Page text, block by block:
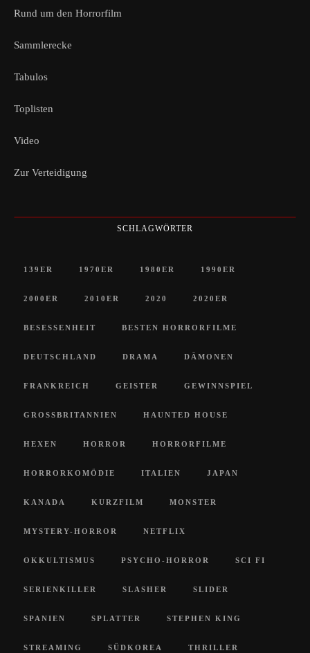
Rund um den Horrorfilm
Sammlerecke
Tabulos
Toplisten
Video
Zur Verteidigung
SCHLAGWÖRTER
139ER 1970ER 1980ER 1990ER
2000ER 2010ER 2020 2020ER
BESESSENHEIT BESTEN HORRORFILME
DEUTSCHLAND DRAMA DÄMONEN
FRANKREICH GEISTER GEWINNSPIEL
GROSSBRITANNIEN HAUNTED HOUSE
HEXEN HORROR HORRORFILME
HORRORKOMÖDIE ITALIEN JAPAN
KANADA KURZFILM MONSTER
MYSTERY-HORROR NETFLIX
OKKULTISMUS PSYCHO-HORROR SCI FI
SERIENKILLER SLASHER SLIDER
SPANIEN SPLATTER STEPHEN KING
STREAMING SÜDKOREA THRILLER